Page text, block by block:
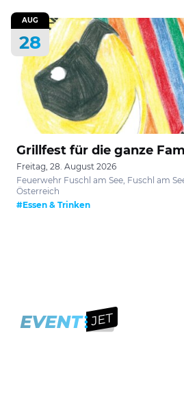
AUG
28
Grillfest für die ganze
Freitag, 28. August 2026
Feuerwehr Fuschl am See, Fuschl am
Österreich
#Essen & Trinken